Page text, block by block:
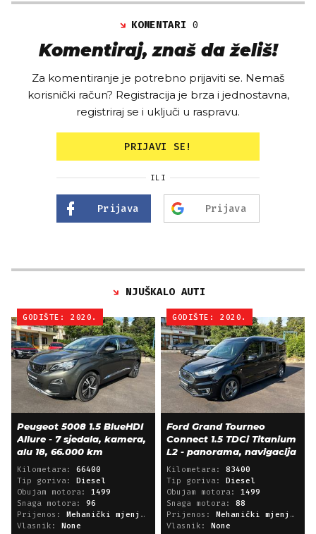
KOMENTARI0
Komentiraj, znaš da želiš!
Za komentiranje je potrebno prijaviti se. Nemaš
korisnički račun? Registracija je brza i jednostavna,
registriraj se i uključi u raspravu.
PRIJAVI SE!
ILI
Prijava Prijava
NJUŠKALO AUTI
GODIŠTE: 2020.
Peugeot 5008 1.5 BlueHDI
Allure - 7 sjedala, kamera,
alu 18, 66.000 km
Kilometara: 66400
Tip goriva: Diesel
Obujam motora: 1499
Snaga motora: 96
Prijenos: Mehanički mjenjač
Vlasnik: None
GODIŠTE: 2020.
Ford Grand Tourneo
Connect 1.5 TDCi Titanium
L2 - panorama, navigacija
Kilometara: 83400
Tip goriva: Diesel
Obujam motora: 1499
Snaga motora: 88
Prijenos: Mehanički mjenjač
Vlasnik: None